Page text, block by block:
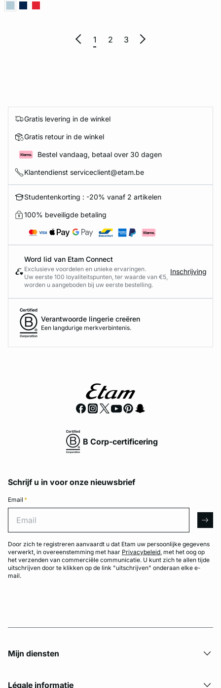
1 2 3
Gratis levering in de winkel
Gratis retour in de winkel
Bestel vandaag, betaal over 30 dagen
Klantendienst serviceclient@etam.be
Studentenkorting : -20% vanaf 2 artikelen
100% beveiligde betaling
Word lid van Etam Connect
Exclusieve voordelen en unieke ervaringen.
Uw eerste 100 loyaliteitspunten, ter waarde van €5,
worden u aangeboden bij uw eerste bestelling.
Inschrijving
Verantwoorde lingerie creëren
Een langdurige merkverbintenis.
B Corp-certificering
Schrijf u in voor onze nieuwsbrief
Email *
Door zich te registreren aanvaardt u dat Etam uw persoonlijke gegevens
verwerkt, in overeenstemming met haar Privacybeleid, met het oog op
het verzenden van commerciële communicatie. U kunt zich te allen tijde
uitschrijven door te klikken op de link "uitschrijven" onderaan elke e-
mail.
Mijn diensten
Légale informatie